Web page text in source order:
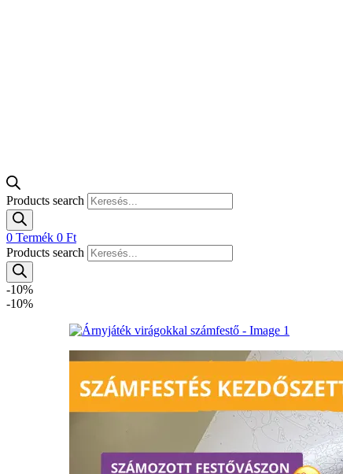
Products search
0 Termék 0 Ft
Products search
-10%
-10%